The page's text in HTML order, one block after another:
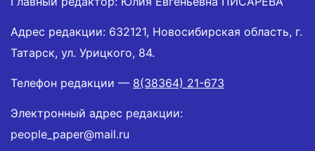
Адрес редакции: 632121, Новосибирская область, г.
Татарск, ул. Урицкого, 84.
Телефон редакции — 8(38364) 21-673
Электронный адрес редакции:
people_paper@mail.ru